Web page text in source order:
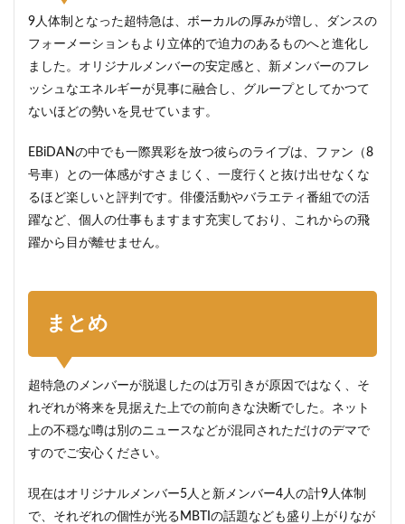
9人体制となった超特急は、ボーカルの厚みが増し、ダンスの
フォーメーションもより立体的で迫力のあるものへと進化し
ました。オリジナルメンバーの安定感と、新メンバーのフレ
ッシュなエネルギーが見事に融合し、グループとしてかつて
ないほどの勢いを見せています。
EBiDANの中でも一際異彩を放つ彼らのライブは、ファン（8
号車）との一体感がすさまじく、一度行くと抜け出せなくな
るほど楽しいと評判です。俳優活動やバラエティ番組での活
躍など、個人の仕事もますます充実しており、これからの飛
躍から目が離せません。
まとめ
超特急のメンバーが脱退したのは万引きが原因ではなく、そ
れぞれが将来を見据えた上での前向きな決断でした。ネット
上の不穏な噂は別のニュースなどが混同されただけのデマで
すのでご安心ください。
現在はオリジナルメンバー5人と新メンバー4人の計9人体制
で、それぞれの個性が光るMBTIの話題なども盛り上がりなが